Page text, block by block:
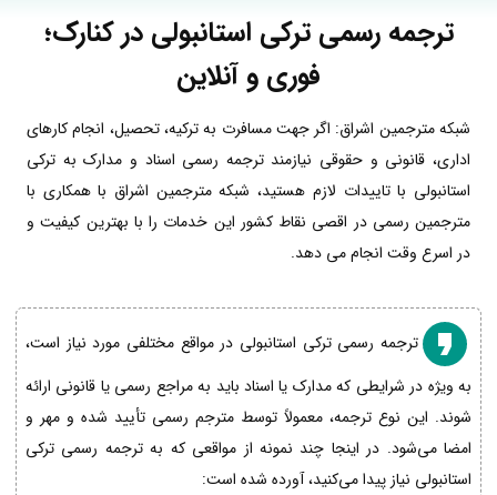
ترجمه رسمی ترکی استانبولی در کنارک؛
فوری و آنلاین
شبکه مترجمین اشراق: اگر جهت مسافرت به ترکیه، تحصیل، انجام کارهای
اداری، قانونی و حقوقی نیازمند ترجمه رسمی اسناد و مدارک به ترکی
استانبولی با تاییدات لازم هستید، شبکه مترجمین اشراق با همکاری با
مترجمین رسمی در اقصی نقاط کشور این خدمات را با بهترین کیفیت و
در اسرع وقت انجام می دهد.
ترجمه رسمی ترکی استانبولی در مواقع مختلفی مورد نیاز است،
به ویژه در شرایطی که مدارک یا اسناد باید به مراجع رسمی یا قانونی ارائه
شوند. این نوع ترجمه، معمولاً توسط مترجم رسمی تأیید شده و مهر و
امضا می‌شود. در اینجا چند نمونه از مواقعی که به ترجمه رسمی ترکی
استانبولی نیاز پیدا می‌کنید، آورده شده است: